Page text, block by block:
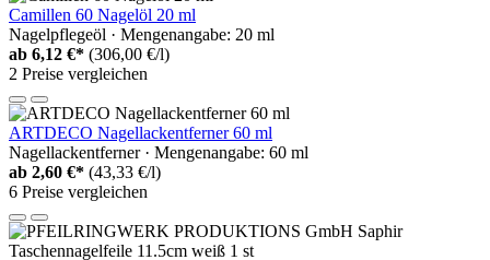
Camillen 60 Nagelöl 20 ml
Nagelpflegeöl · Mengenangabe: 20 ml
ab 6,12 €* (306,00 €/l)
2 Preise vergleichen
ARTDECO Nagellackentferner 60 ml
Nagellackentferner · Mengenangabe: 60 ml
ab 2,60 €* (43,33 €/l)
6 Preise vergleichen